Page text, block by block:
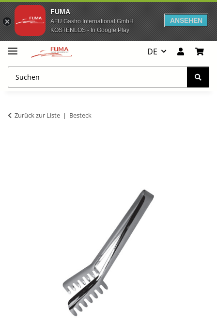
FUMA
AFU Gastro International GmbH
KOSTENLOS - In Google Play
ANSEHEN
DE
Zurück zur Liste Besteck